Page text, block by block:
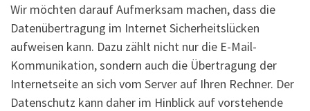
Wir möchten darauf Aufmerksam machen, dass die
Datenübertragung im Internet Sicherheitslücken
aufweisen kann. Dazu zählt nicht nur die E-Mail-
Kommunikation, sondern auch die Übertragung der
Internetseite an sich vom Server auf Ihren Rechner. Der
Datenschutz kann daher im Hinblick auf vorstehende